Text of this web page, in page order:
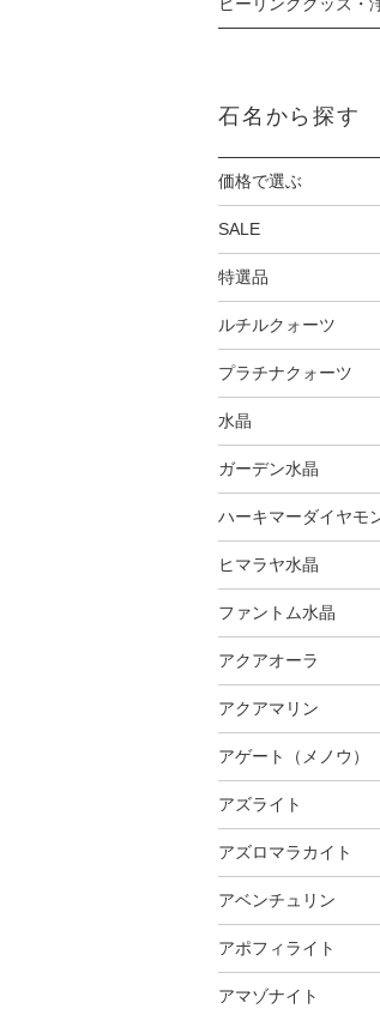
石名から探す
価格で選ぶ
SALE
特選品
ルチルクォーツ
プラチナクォーツ
水晶
ガーデン水晶
ハーキマーダイヤモ
ヒマラヤ水晶
ファントム水晶
アクアオーラ
アクアマリン
アゲート（メノウ）
アズライト
アズロマラカイト
アベンチュリン
アポフィライト
アマゾナイト